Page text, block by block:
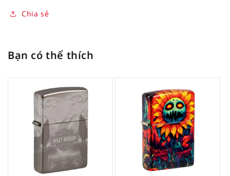
Chia sẻ
Bạn có thể thích